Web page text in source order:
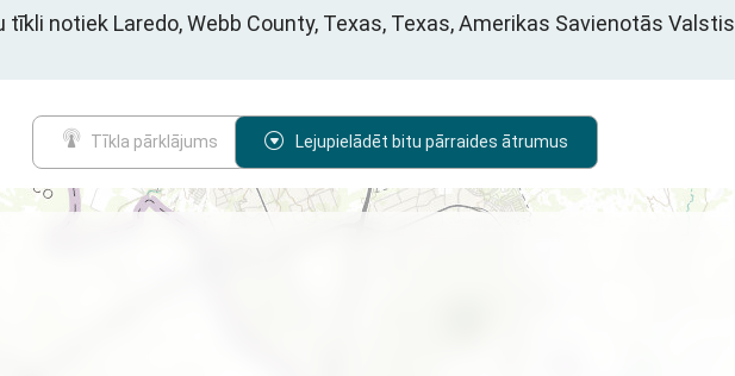
tīkli notiek Laredo, Webb County, Texas, Texas, Amerikas Savienotās Valstis
Tīkla pārklājums Lejupielādēt bitu pārraides ātrumus